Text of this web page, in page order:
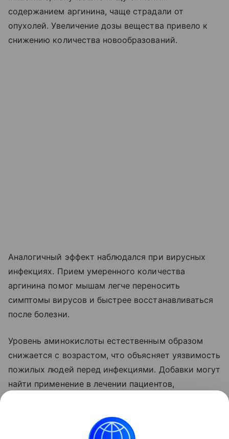
содержанием аргинина, чаще страдали от
опухолей. Увеличение дозы вещества привело к
снижению количества новообразований.
Аналогичный эффект наблюдался при вирусных
инфекциях. Прием умеренного количества
аргинина помог мышам легче переносить
симптомы вирусов и быстрее восстанавливаться
после болезни.
Уровень аминокислоты естественным образом
снижается с возрастом, что объясняет уязвимость
пожилых людей перед инфекциями. Добавки могут
найти применение в лечении пациентов,
Ранее Наука Mail рассказывала, что у бактерий